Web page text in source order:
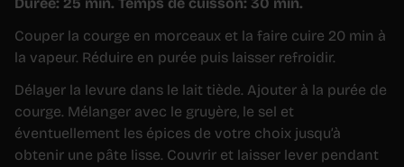
Couper la courge en morceaux et la faire cuire 20 min à
la vapeur. Réduire en purée puis laisser refroidir.
Délayer la levure dans le lait tiède. Ajouter à la purée de
courge. Mélanger avec le gruyère, le sel et
éventuellement les épices de votre choix jusqu’à
obtenir une pâte lisse. Couvrir et laisser lever pendant